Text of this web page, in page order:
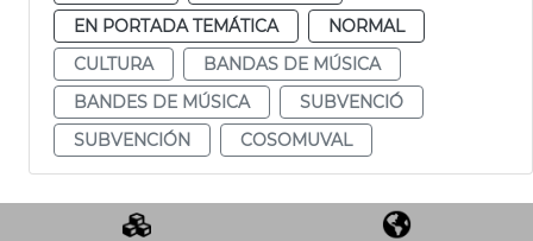
EN PORTADA TEMÁTICA
NORMAL
CULTURA
BANDAS DE MÚSICA
BANDES DE MÚSICA
SUBVENCIÓ
SUBVENCIÓN
COSOMUVAL